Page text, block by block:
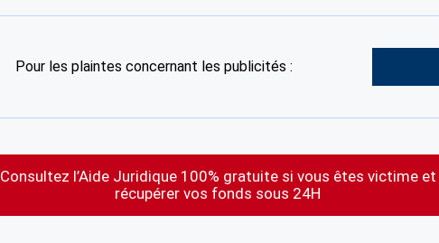
Pour les plaintes concernant les publicités :
Consultez l’Aide Juridique 100% gratuite si vous êtes victime et
récupérer vos fonds sous 24H